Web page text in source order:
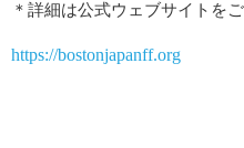
＊詳細は公式ウェブサイトをご
https://bostonjapanff.org